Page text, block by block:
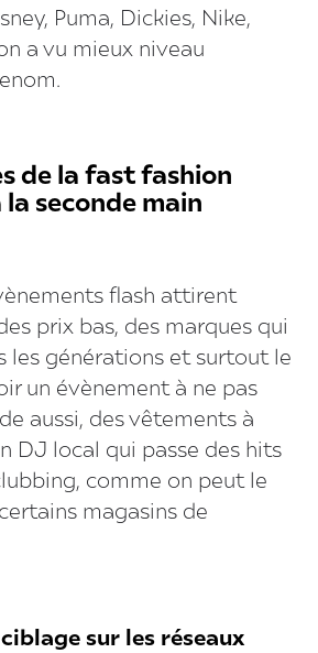
Puma, Dickies, Nike,
a vu mieux niveau
de la fast fashion
seconde main
flash attirent
prix bas, des marques qui
les générations et surtout le
un évènement à ne pas
aussi, des vêtements à
DJ local qui passe des hits
comme on peut le
magasins de
sur les réseaux